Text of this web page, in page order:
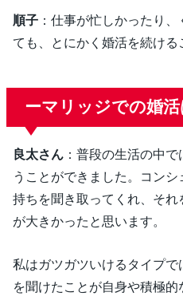
順子 ：仕事が忙しかったり
ても、とにかく婚活を続ける
ーマリッジでの婚
良太さん ：普段の生活の中
うことができました。コン
持ちを聞き取ってくれ、それ
が大きかったと思います。
私はガツガツいけるタイプ
を聞けたことが自身や積極